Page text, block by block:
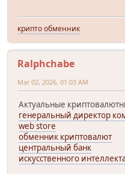
крипто обменник
Ralphchabe
Mar 02, 2026, 01:03 AM
Актуальные
генеральный директор
web store
обменник криптовалют
центральный банк
искусственного